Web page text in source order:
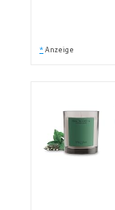
* Anzeige